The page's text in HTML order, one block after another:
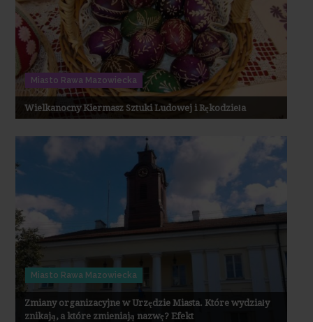
Miasto Rawa Mazowiecka
Wielkanocny Kiermasz Sztuki Ludowej i Rękodzieła
Miasto Rawa Mazowiecka
Zmiany organizacyjne w Urzędzie Miasta. Które wydziały
znikają, a które zmieniają nazwę? Efekt